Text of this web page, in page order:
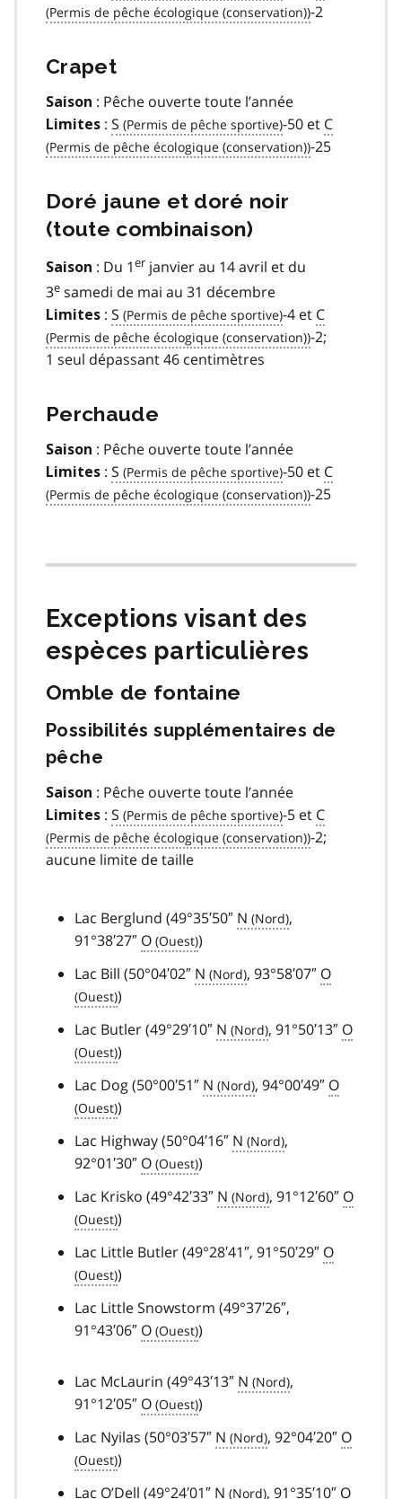
-2
Crapet
Saison : Pêche ouverte toute l’année
Limites : S -50 et C
-25
Doré jaune et doré noir
(toute combinaison)
Saison : Du 1er janvier au 14 avril et du
3e samedi de mai au 31 décembre
Limites : S -4 et C
-2;
1 seul dépassant 46 centimètres
Perchaude
Saison : Pêche ouverte toute l’année
Limites : S -50 et C
-25
Exceptions visant des
espèces particulières
Omble de fontaine
Possibilités supplémentaires de
pêche
Saison : Pêche ouverte toute l’année
Limites : S -5 et C
-2;
aucune limite de taille
Lac Berglund (49°35′50″ N
,
91°38′27″ O
)
Lac Bill (50°04′02″ N , 93°58′07″ O
)
Lac Butler (49°29′10″ N , 91°50′13″ O
)
Lac Dog (50°00′51″ N , 94°00′49″ O
)
Lac Highway (50°04′16″ N
,
92°01′30″ O
)
Lac Krisko (49°42′33″ N , 91°12′60″ O
)
Lac Little Butler (49°28′41″, 91°50′29″ O
)
Lac Little Snowstorm (49°37′26″,
91°43′06″ O )
Lac McLaurin (49°43′13″ N
,
91°12′05″ O
)
Lac Nyilas (50°03′57″ N , 92°04′20″ O
)
Lac O’Dell (49°24′01″ N , 91°35′10″ O